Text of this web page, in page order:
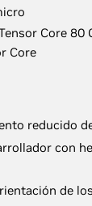
Core 80
Core
reducido
con
de